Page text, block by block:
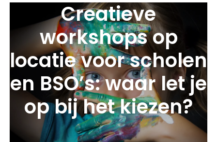
Creatieve
workshops op
locatie voor scholen
en BSO’s: waar let je
op bij het kiezen?